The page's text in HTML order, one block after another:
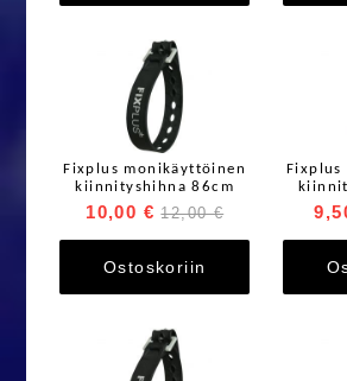
Fixplus monikäyttöinen
kiinnityshihna 86cm
10,00 € 12,00 €
Ostoskoriin
Fixplus